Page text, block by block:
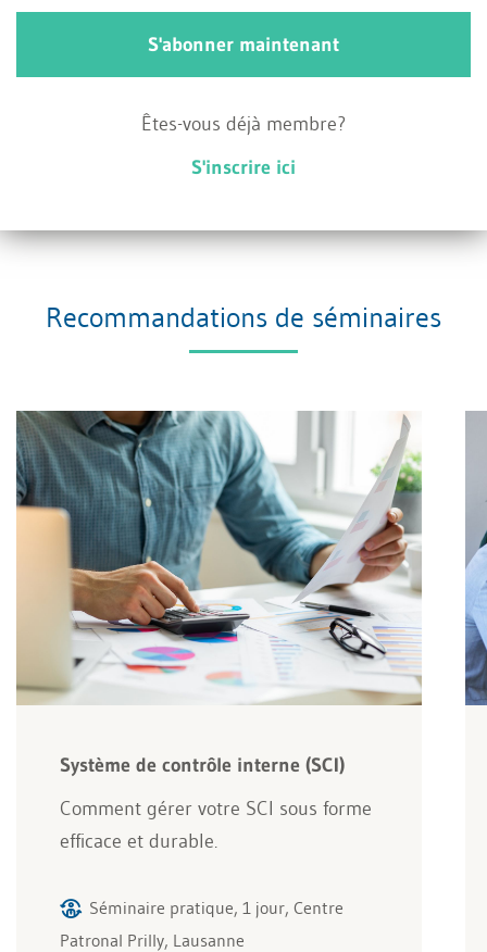
S'abonner maintenant
Êtes-vous déjà membre?
S'inscrire ici
Recommandations de séminaires
Système de contrôle interne (SCI)
Comment gérer votre SCI sous forme
efficace et durable.
Séminaire pratique, 1 jour, Centre
Patronal Prilly, Lausanne